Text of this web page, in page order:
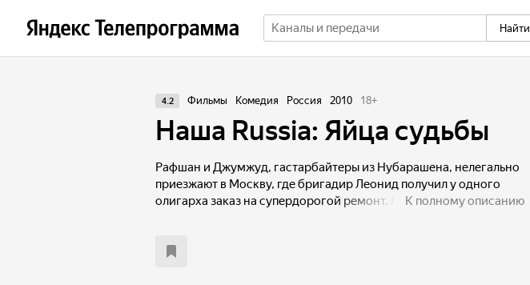
Найти
4.2 Фильмы Комедия Россия 2010 18+
Наша Russia: Яйца судьбы
Рафшан и Джумжуд, гастарбайтеры из Нубарашена, нелегально
приезжают в Москву, где бригадир Леонид получил у одного
олигарха заказ на супердорогой ремонт. Потеряв в столице
ситуации судьба поворачивается к гастарбайтерам лицом -
К полному описанию